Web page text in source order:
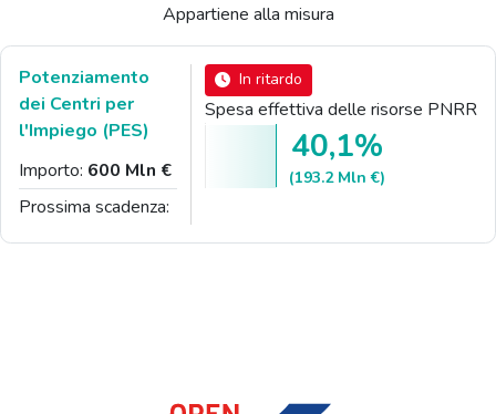
Appartiene alla misura
Potenziamento
dei Centri per
l'Impiego (PES)
Importo: 600 Mln €
Prossima scadenza:
In ritardo
Spesa effettiva delle risorse PNRR
40,1%
(193.2 Mln €)